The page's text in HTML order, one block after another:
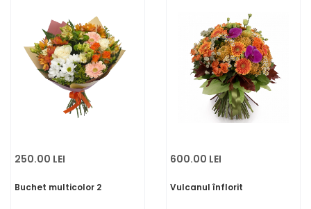
250.00 LEI
Buchet multicolor 2
600.00 LEI
Vulcanul înflorit